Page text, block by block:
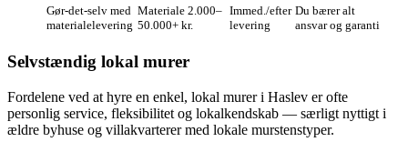
Gør‑det‑selv med
materialelevering
Materiale 2.000–
50.000+ kr.
Immed./efter
levering
Du bærer alt
ansvar og garanti
Selvstændig lokal murer
Fordelene ved at hyre en enkel, lokal murer i Haslev er ofte
personlig service, fleksibilitet og lokalkendskab — særligt nyttigt i
ældre byhuse og villakvarterer med lokale murstenstyper.